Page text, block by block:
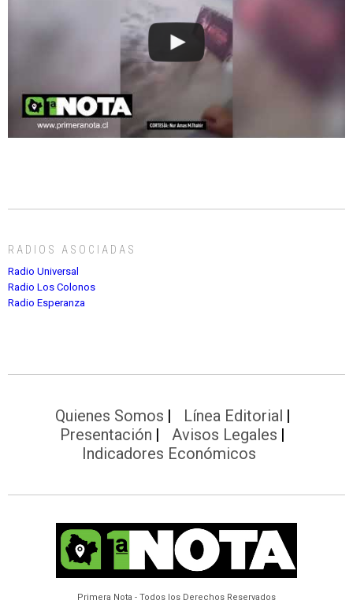
RADIOS ASOCIADAS
Radio Universal
Radio Los Colonos
Radio Esperanza
Quienes Somos
Línea Editorial
Presentación
Avisos Legales
Indicadores Económicos
Primera Nota - Todos los Derechos Reservados